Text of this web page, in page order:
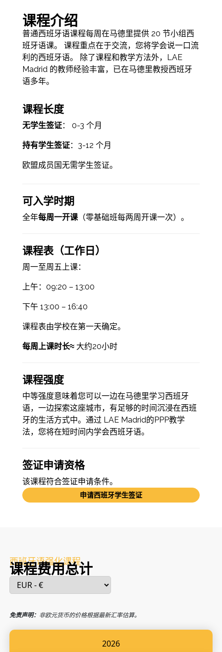
课程介绍
普通西班牙语课程每周在马德里提供 20 节小组西
班牙语课。 课程重点在于交流，您将学会说一口流
利的西班牙语。 除了课程和教学方法外，LAE
Madrid 的教师经验丰富，已在马德里教授西班牙
语多年。
课程长度
无学生签证： 0-3 个月
持有学生签证：3-12 个月
欧盟成员国无需学生签证。
可入学时期
全年每周一开课（零基础班每两周开课一次）。
课程表（工作日）
周一至周五上课：
上午：09:20 – 13:00
下午 13:00 – 16:40
课程表由学校在第一天确定。
每周上课时长≈大约20小时
课程强度
中等强度意味着您可以一边在马德里学习西班牙
语，一边探索这座城市，有足够的时间沉浸在西班
牙的生活方式中。通过 LAE Madrid的PPP教学
法，您将在短时间内学会西班牙语。
签证申请资格
该课程符合签证申请条件。
申请西班牙学生签证
2026
西班牙语强化课程
课程费用总计
免责声明： 非欧元货币的价格根据最新汇率估算。